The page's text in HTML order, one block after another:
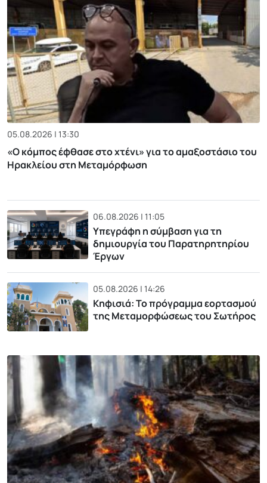
05.08.2026 | 13:30
«Ο κόμπος έφθασε στο χτένι» για το αμαξοστάσιο του
Ηρακλείου στη Μεταμόρφωση
06.08.2026 | 11:05
Υπεγράφη η σύμβαση για τη
δημιουργία του Παρατηρητηρίου
Έργων
05.08.2026 | 14:26
Κηφισιά: Το πρόγραμμα εορτασμού
της Μεταμορφώσεως του Σωτήρος